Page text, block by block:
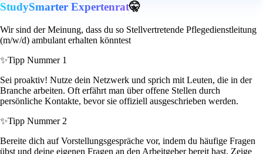
StudySmarter Expertenrat🤫
Wir sind der Meinung, dass du so Stellvertretende Pflegedienstleitung
(m/w/d) ambulant erhalten könntest
✨Tipp Nummer 1
Sei proaktiv! Nutze dein Netzwerk und sprich mit Leuten, die in der
Branche arbeiten. Oft erfährt man über offene Stellen durch
persönliche Kontakte, bevor sie offiziell ausgeschrieben werden.
✨Tipp Nummer 2
Bereite dich auf Vorstellungsgespräche vor, indem du häufige Fragen
übst und deine eigenen Fragen an den Arbeitgeber bereit hast. Zeige